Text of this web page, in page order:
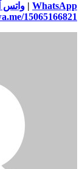
WhatsApp
| واتس
15065166821